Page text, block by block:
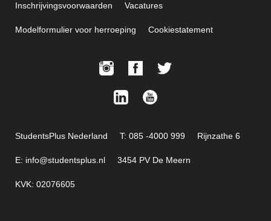
Inschrijvingsvoorwaarden Vacatures
Modelformulier voor herroeping Cookiestatement
StudentsPlus Nederland T: 085 -4000 999 Rijnzathe 6
E: info@studentsplus.nl 3454 PV De Meern
KVK: 02076605